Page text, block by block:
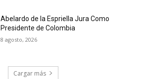
Abelardo de la Espriella Jura Como
Presidente de Colombia
8 agosto, 2026
Cargar más